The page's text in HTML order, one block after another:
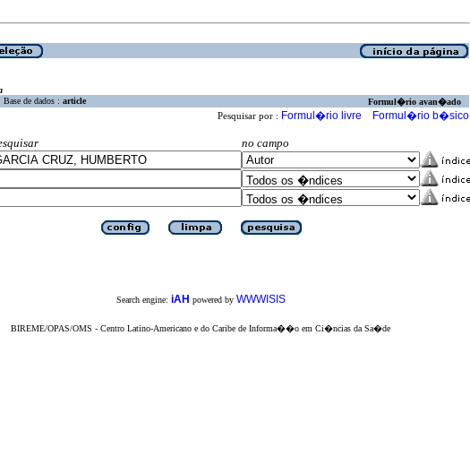
Base de dados : article Formul�rio avan�ado
Pesquisar por : Formul�rio livre Formul�rio b�sico
no campo
Search engine: iAH powered by WWWISIS
BIREME/OPAS/OMS - Centro Latino-Americano e do Caribe de Informa��o em Ci�ncias da Sa�de